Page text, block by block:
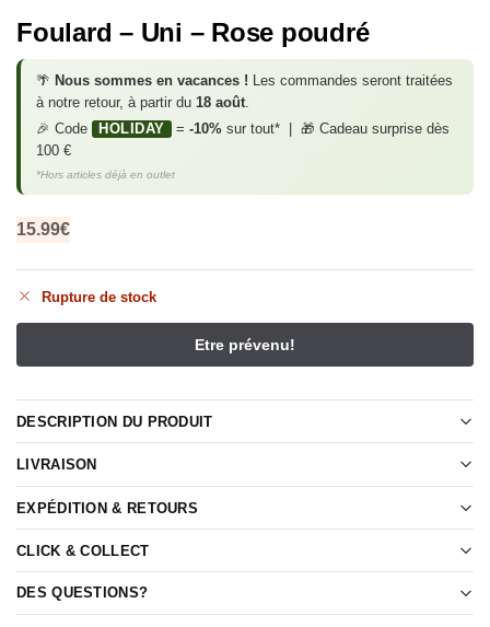
Foulard – Uni – Rose poudré
🌴 Nous sommes en vacances ! Les commandes seront traitées
à notre retour, à partir du 18 août
🎉 Code
HOLIDAY = -10%sur tout* | 🎁 Cadeau surprise dès
100 €
*Hors articles déjà en outlet
15.99€
Rupture de stock
DESCRIPTION DU PRODUIT
LIVRAISON
EXPÉDITION & RETOURS
CLICK & COLLECT
DES QUESTIONS?